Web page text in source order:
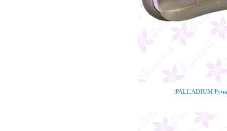
PALLADIUM